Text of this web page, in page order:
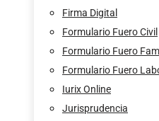
Firma Digital
Formulario Fuero Civil
Formulario Fuero
Formulario Fuero
Iurix Online
Jurisprudencia